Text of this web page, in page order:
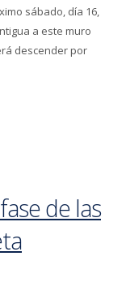
sábado, día 16,
a este muro
descender por
de las